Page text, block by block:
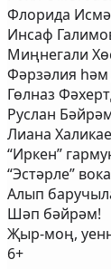
Флорида
Инсаф
Миңнегали
Фәрзәлия
Гөлназ
Руслан
Лиана
“Иркен”
“Эстәрле”
Алып
Шәп бәйрәм!
Җыр-моң,
6+